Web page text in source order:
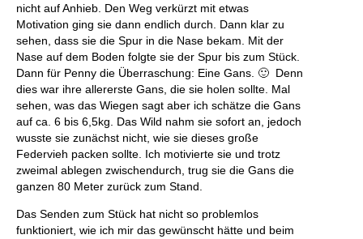
nicht auf Anhieb. Den Weg verkürzt mit etwas
Motivation ging sie dann endlich durch. Dann klar zu
sehen, dass sie die Spur in die Nase bekam. Mit der
Nase auf dem Boden folgte sie der Spur bis zum Stück.
Dann für Penny die Überraschung: Eine Gans. 🙂 Denn
dies war ihre allererste Gans, die sie holen sollte. Mal
sehen, was das Wiegen sagt aber ich schätze die Gans
auf ca. 6 bis 6,5kg. Das Wild nahm sie sofort an, jedoch
wusste sie zunächst nicht, wie sie dieses große
Federvieh packen sollte. Ich motivierte sie und trotz
zweimal ablegen zwischendurch, trug sie die Gans die
ganzen 80 Meter zurück zum Stand.
Das Senden zum Stück hat nicht so problemlos
funktioniert, wie ich mir das gewünscht hätte und beim